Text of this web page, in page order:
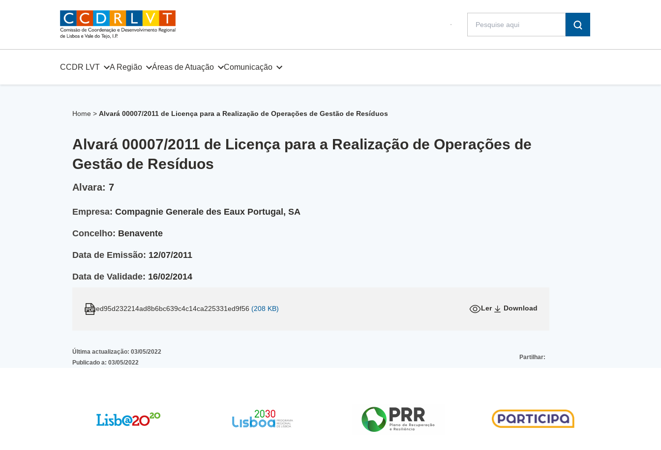
CCDR LVT A Região Áreas de Atuação Comunicação
Home > Alvará 00007/2011 de Licença para a Realização de Operações de Gestão de Resíduos
Alvará 00007/2011 de Licença para a Realização de Operações de
Gestão de Resíduos
Alvara: 7
Empresa: Compagnie Generale des Eaux Portugal, SA
Concelho: Benavente
Data de Emissão: 12/07/2011
Data de Validade: 16/02/2014
ed95d232214ad8b6bc639c4c14ca225331ed9f56 (208 KB) Ler Download
Última actualização: 03/05/2022
Publicado a: 03/05/2022
Partilhar: